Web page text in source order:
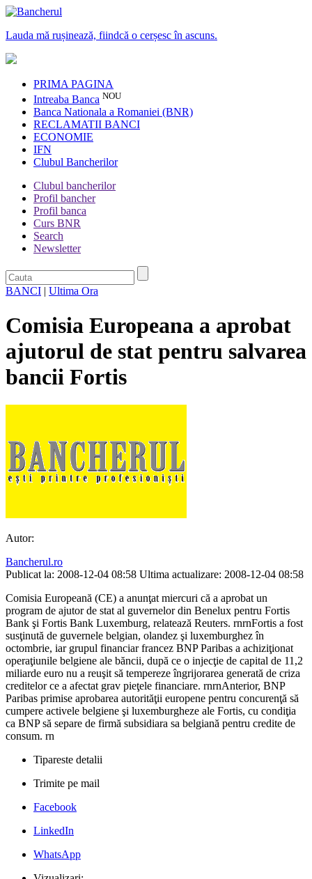
Lauda mă rușinează, fiindcă o cerșesc în ascuns.
PRIMA PAGINA
Intreaba Banca NOU
Banca Nationala a Romaniei (BNR)
RECLAMATII BANCI
ECONOMIE
IFN
Clubul Bancherilor
Clubul bancherilor
Profil bancher
Profil banca
Curs BNR
Search
Newsletter
BANCI | Ultima Ora
Comisia Europeana a aprobat
ajutorul de stat pentru salvarea
bancii Fortis
Autor:
Bancherul.ro
Publicat la: 2008-12-04 08:58 Ultima actualizare: 2008-12-04 08:58
Comisia Europeană (CE) a anunţat miercuri că a aprobat un
program de ajutor de stat al guvernelor din Benelux pentru Fortis
Bank şi Fortis Bank Luxemburg, relatează Reuters. rnrnFortis a fost
susţinută de guvernele belgian, olandez şi luxemburghez în
octombrie, iar grupul financiar francez BNP Paribas a achiziţionat
operaţiunile belgiene ale băncii, după ce o injecţie de capital de 11,2
miliarde euro nu a reuşit să tempereze îngrijorarea generată de criza
creditelor ce a afectat grav pieţele financiare. rnrnAnterior, BNP
Paribas primise aprobarea autorităţii europene pentru concurenţă să
cumpere activele belgiene şi luxemburgheze ale Fortis, cu condiţia
ca BNP să separe de firmă subsidiara sa belgiană pentru credite de
consum. rn
Tipareste detalii
Trimite pe mail
Facebook
LinkedIn
WhatsApp